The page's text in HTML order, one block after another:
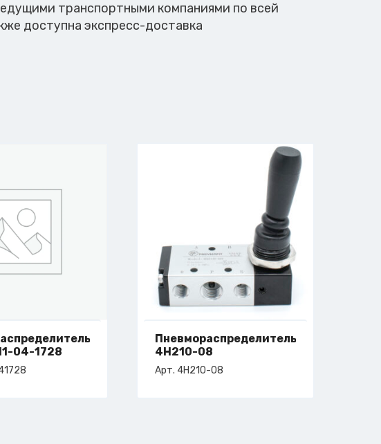
транспортными компаниями по всей
доступна экспресс-доставка
04-1728
Пневмораспределитель
4H210-08
Арт. 4H210-08